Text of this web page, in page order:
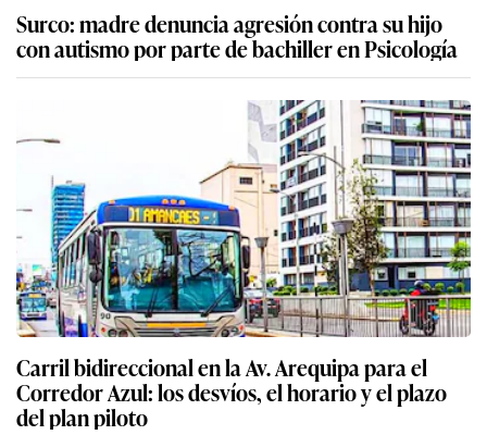
Surco: madre denuncia agresión contra su hijo
con autismo por parte de bachiller en Psicología
Carril bidireccional en la Av. Arequipa para el
Corredor Azul: los desvíos, el horario y el plazo
del plan piloto